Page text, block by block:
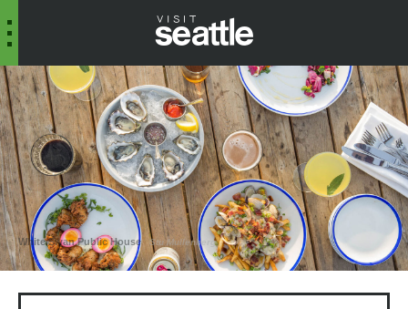
White Swan Public House Stu Mullenberg